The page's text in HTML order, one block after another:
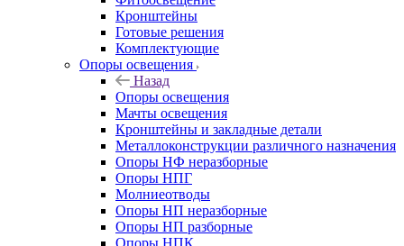
Кронштейны
Готовые решения
Комплектующие
Опоры освещения
Назад
Опоры освещения
Мачты освещения
Кронштейны и закладные детали
Металлоконструкции различного назначения
Опоры НФ неразборные
Опоры НПГ
Молниеотводы
Опоры НП неразборные
Опоры НП разборные
Опоры НПК